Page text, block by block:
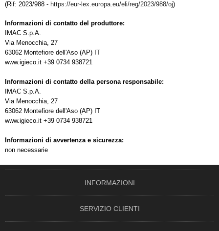
(Rif: 2023/988 - https://eur-lex.europa.eu/eli/reg/2023/988/oj)
Informazioni di contatto del produttore:
IMAC S.p.A.
Via Menocchia, 27
63062 Montefiore dell'Aso (AP) IT
www.igieco.it +39 0734 938721
Informazioni di contatto della persona responsabile:
IMAC S.p.A.
Via Menocchia, 27
63062 Montefiore dell'Aso (AP) IT
www.igieco.it +39 0734 938721
Informazioni di avvertenza e sicurezza:
non necessarie
INFORMAZIONI
SERVIZIO CLIENTI